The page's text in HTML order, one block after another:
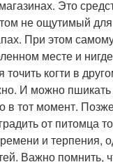
Это
не ощутимый
При этом
месте и
когти в
И можно пшикать
тот момент.
от питомца
и
Важно помнить,